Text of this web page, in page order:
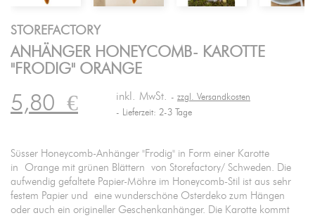
STOREFACTORY
ANHÄNGER HONEYCOMB- KAROTTE
"FRODIG" ORANGE
5,80€ inkl. MwSt.
zzgl. Versandkosten
Lieferzeit: 2-3 Tage
Süsser Honeycomb-Anhänger "Frodig" in Form einer Karotte
in Orange mit grünen Blättern von Storefactory/ Schweden. Die
aufwendig gefaltete Papier-Möhre im Honeycomb-Stil ist aus sehr
festem Papier und eine wunderschöne Osterdeko zum Hängen
oder auch ein origineller Geschenkanhänger. Die Karotte kommt